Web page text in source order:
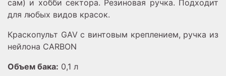
сам) и хобби сектора. Резиновая ручка. Подходит
для любых видов красок.
Краскопульт GAV с винтовым креплением, ручка из
нейлона CARBON
Объем бака: 0,1 л